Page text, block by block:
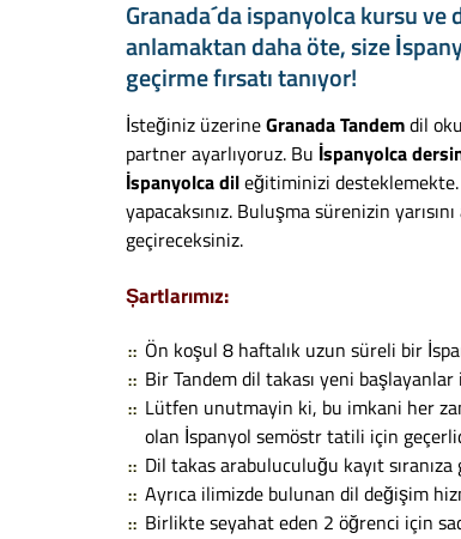
Granada´da ispanyolca kursu
anlamaktan daha öte, size
geçirme fırsatı tanıyor!
İsteğiniz üzerineGranada Tandemdil
partner ayarlıyoruz. Bu İspanyolca
İspanyolca dileğitiminizi
yapacaksınız. Buluşma sürenizin
geçireceksiniz.
Șartlarımız:
Ön koşul 8 haftalık uzun süreli bir
Bir Tandem dil takası yeni
Lütfen unutmayin ki, bu imkani her
olan İspanyol semöstr tatili için
Dil takas arabuluculuğu kayıt
Ayrıca ilimizde bulunan dil değişim
Birlikte seyahat eden 2 öğrenci için